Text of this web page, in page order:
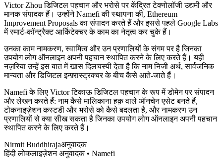
Victor Zhou डिजिटल पहचान और भरोसे पर केंद्रित टेक्नोलॉजी उद्यमी और
मानक संपादक हैं। उन्होंने Namefi की स्थापना की, Ethereum
Improvement Proposals का संपादन करते हैं और इससे पहले Google Labs
में स्मार्ट-कॉन्ट्रैक्ट आर्किटेक्चर के काम का नेतृत्व कर चुके हैं।
उनका काम नामकरण, स्वामित्व और उन प्रणालियों के संगम पर है जिनका
उपयोग लोग ऑनलाइन अपनी पहचान स्थापित करने के लिए करते हैं। यही
नज़रिया उन्हें इस बात में खास दिलचस्पी देता है कि नाम निजी अर्थ, सार्वजनिक
मान्यता और डिजिटल इन्फ़्रास्ट्रक्चर के बीच कैसे आते-जाते हैं।
Namefi के लिए Victor टिकाऊ डिजिटल पहचान के रूप में डोमेन पर संपादन
और लेखन करते हैं: नाम कैसे मालिकाना हक़ वाले ऑनचेन एसेट बनते हैं,
टोकनाइज़ेशन कस्टडी और भरोसे को कैसे बदलता है, और नामकरण उन
प्रणालियों से क्या सीख सकता है जिनका उपयोग लोग ऑनलाइन अपनी पहचान
स्थापित करने के लिए करते हैं।
Nirmit Buddhirajaअनुवादक
हिंदी लोकलाइज़ेशन अनुवादक • Namefi